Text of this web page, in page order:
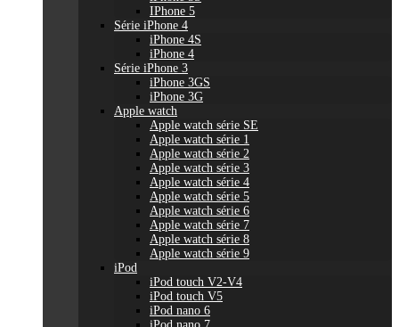
IPhone 5
Série iPhone 4
iPhone 4S
iPhone 4
Série iPhone 3
iPhone 3GS
iPhone 3G
Apple watch
Apple watch série SE
Apple watch série 1
Apple watch série 2
Apple watch série 3
Apple watch série 4
Apple watch série 5
Apple watch série 6
Apple watch série 7
Apple watch série 8
Apple watch série 9
iPod
iPod touch V2-V4
iPod touch V5
iPod nano 6